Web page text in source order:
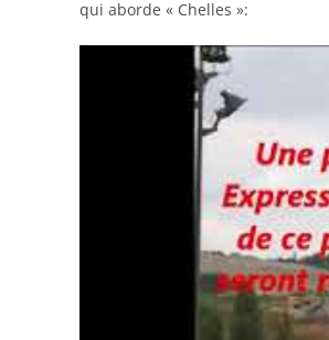
qui aborde « Chelles »: